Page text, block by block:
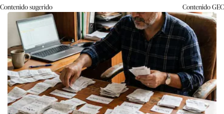
Contenido sugerido ContenidoGEC